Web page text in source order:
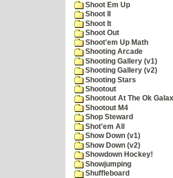
Shoot Em Up
Shoot II
Shoot It
Shoot Out
Shoot'em Up Math
Shooting Arcade
Shooting Gallery (v1)
Shooting Gallery (v2)
Shooting Stars
Shootout
Shootout At The Ok
Shootout M4
Shop Steward
Shot'em All
Show Down (v1)
Show Down (v2)
Showdown Hockey!
Showjumping
Shuffleboard